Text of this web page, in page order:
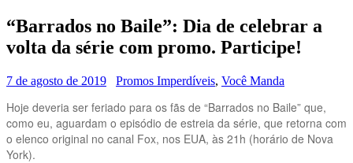
“Barrados no Baile”: Dia de celebrar a
volta da série com promo. Participe!
7 de agosto de 2019 Promos Imperdíveis, Você Manda
Hoje deveria ser feriado para os fãs de “Barrados no Baile” que,
como eu, aguardam o episódio de estreia da série, que retorna com
o elenco original no canal Fox, nos EUA, às 21h (horário de Nova
York).